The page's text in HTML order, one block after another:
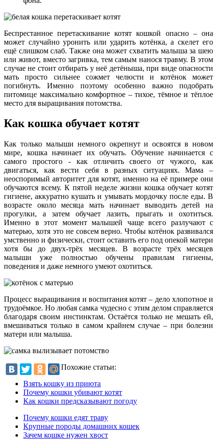
Беспрестанное перетаскивание котят кошкой опасно – она
может случайно уронить или ударить котёнка, а скелет его
ещё слишком слаб. Также она может схватить малыша за шею
или живот, вместо загривка, тем самым нанося травму. В этом
случае не стоит отбирать у неё детёныша, при виде опасности
мать просто сильнее сожмет челюсти и котёнок может
погибнуть. Именно поэтому особенно важно подобрать
питомице максимально комфортное – тихое, тёмное и тёплое
место для выращивания потомства.
Как кошка обучает котят
Как только малыши немного окрепнут и освоятся в новом
мире, кошка начинает их обучать. Обучение начинается с
самого простого - как отличить своего от чужого, как
двигаться, как вести себя в разных ситуациях. Мама –
неоспоримый авторитет для котят, именно на её примере они
обучаются всему. К пятой неделе жизни кошка обучает котят
гигиене, аккуратно кушать и умывать мордочку после еды. В
возрасте около месяца мать начинает выводить детей на
прогулки, а затем обучает лазить, прыгать и охотиться.
Именно в этот момент малышей чаще всего разлучают с
матерью, хотя это не совсем верно. Чтобы котёнок развивался
умственно и физически, стоит оставить его под опекой матери
хотя бы до двух-трёх месяцев. В возрасте трёх месяцев
малыши уже полностью обучены правилам гигиены,
поведения и даже немного умеют охотиться.
Процесс выращивания и воспитания котят – дело хлопотное и
трудоёмкое. Но любая самка чудесно с этим делом справляется
благодаря своим инстинктам. Остаётся только не мешать ей,
вмешиваться только в самом крайнем случае – при болезни
матери или малыша.
Похожие статьи:
Взять кошку из приюта
Почему кошки убивают котят
Как кошки предсказывают погоду
Почему кошки едят траву
Крупные породы домашних кошек
Зачем кошке нужен хвост